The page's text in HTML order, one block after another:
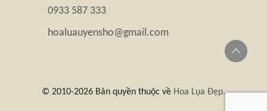
0933 587 333
hoaluauyensho@gmail.com
© 2010-2026 Bản quyền thuộc về Hoa Lụa Đẹp.